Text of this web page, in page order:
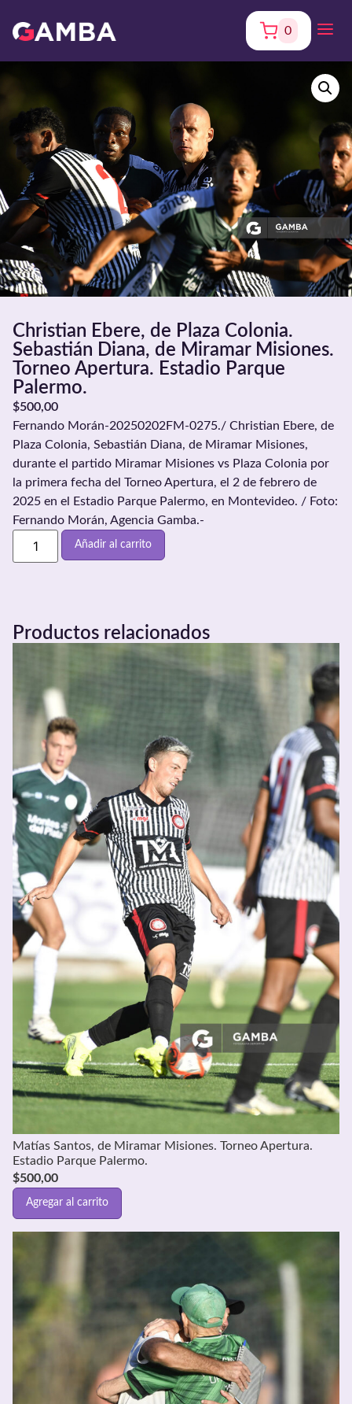
0
Christian Ebere, de Plaza Colonia.
Sebastián Diana, de Miramar Misiones.
Torneo Apertura. Estadio Parque
Palermo.
$500,00
Fernando Morán-20250202FM-0275./ Christian Ebere, de
Plaza Colonia, Sebastián Diana, de Miramar Misiones,
durante el partido Miramar Misiones vs Plaza Colonia por
la primera fecha del Torneo Apertura, el 2 de febrero de
2025 en el Estadio Parque Palermo, en Montevideo. / Foto:
Fernando Morán, Agencia Gamba.-
Añadir al carrito
Productos relacionados
Matías Santos, de Miramar Misiones. Torneo Apertura.
Estadio Parque Palermo.
$500,00
Agregar al carrito